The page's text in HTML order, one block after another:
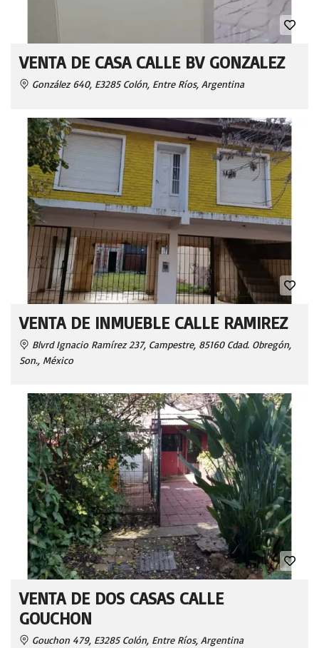
VENTA DE CASA CALLE BV GONZALEZ
González 640, E3285 Colón, Entre Ríos, Argentina
VENTA DE INMUEBLE CALLE RAMIREZ
Blvrd Ignacio Ramírez 237, Campestre, 85160 Cdad. Obregón,
Son., México
VENTA DE DOS CASAS CALLE
GOUCHON
Gouchon 479, E3285 Colón, Entre Ríos, Argentina